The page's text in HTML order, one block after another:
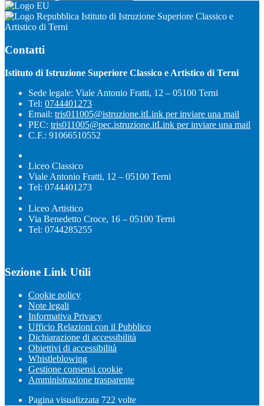
Istituto di Istruzione Superiore Classico e
Artistico di Terni
Contatti
Istituto di Istruzione Superiore Classico e Artistico di Terni
Sede legale: Viale Antonio Fratti, 12 – 05100 Terni
Tel: 0744401273
Email: tris011005@istruzione.itLink per inviare una mail
PEC: tris011005@pec.istruzione.itLink per inviare una mail
C.F.: 91066510552
Liceo Classico
Viale Antonio Fratti, 12 – 05100 Terni
Tel: 0744401273
Liceo Artistico
Via Benedetto Croce, 16 – 05100 Terni
Tel: 0744285255
Sezione Link Utili
Cookie policy
Note legali
Informativa Privacy
Ufficio Relazioni con il Pubblico
Dichiarazione di accessibilità
Obiettivi di accessibilità
Whistleblowing
Gestione consensi cookie
Amministrazione trasparente
Pagina visualizzata 722 volte